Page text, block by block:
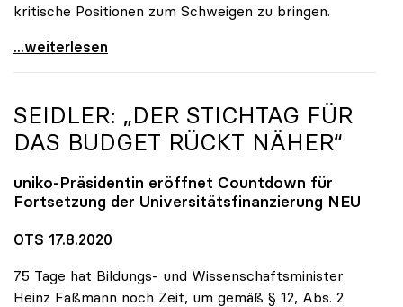
kritische Positionen zum Schweigen zu bringen.
Dringender Appell von sechs europäischen
...weiterlesen
SEIDLER: „DER STICHTAG FÜR
DAS BUDGET RÜCKT NÄHER“
uniko-Präsidentin eröffnet Countdown für
Fortsetzung der Universitätsfinanzierung NEU
OTS 17.8.2020
75 Tage hat Bildungs- und Wissenschaftsminister
Heinz Faßmann noch Zeit, um gemäß § 12, Abs. 2